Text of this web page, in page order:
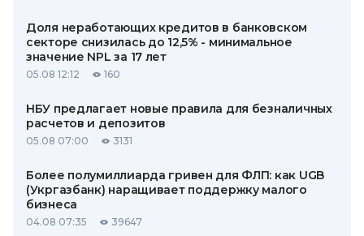
Доля неработающих кредитов в банковском
секторе снизилась до 12,5% - минимальное
значение NPL за 17 лет
05.08 12:12 160
НБУ предлагает новые правила для безналичных
расчетов и депозитов
05.08 07:00 3131
Более полумиллиарда гривен для ФЛП: как UGB
(Укргазбанк) наращивает поддержку малого
бизнеса
04.08 07:35 39647